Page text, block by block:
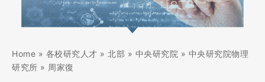
Home » 各校研究人才 » 北部 » 中央研究院 » 中央研究院物理
研究所 » 周家復